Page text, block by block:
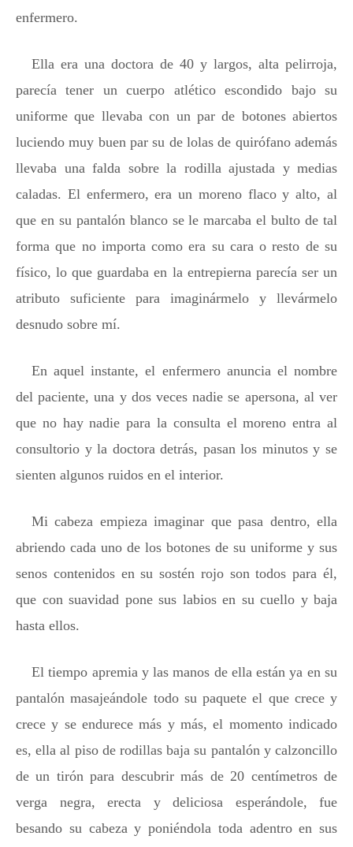
enfermero.
Ella era una doctora de 40 y largos, alta pelirroja,
parecía tener un cuerpo atlético escondido bajo su
uniforme que llevaba con un par de botones abiertos
luciendo muy buen par su de lolas de quirófano además
llevaba una falda sobre la rodilla ajustada y medias
caladas. El enfermero, era un moreno flaco y alto, al
que en su pantalón blanco se le marcaba el bulto de tal
forma que no importa como era su cara o resto de su
físico, lo que guardaba en la entrepierna parecía ser un
atributo suficiente para imaginármelo y llevármelo
desnudo sobre mí.
En aquel instante, el enfermero anuncia el nombre
del paciente, una y dos veces nadie se apersona, al ver
que no hay nadie para la consulta el moreno entra al
consultorio y la doctora detrás, pasan los minutos y se
sienten algunos ruidos en el interior.
Mi cabeza empieza imaginar que pasa dentro, ella
abriendo cada uno de los botones de su uniforme y sus
senos contenidos en su sostén rojo son todos para él,
que con suavidad pone sus labios en su cuello y baja
hasta ellos.
El tiempo apremia y las manos de ella están ya en su
pantalón masajeándole todo su paquete el que crece y
crece y se endurece más y más, el momento indicado
es, ella al piso de rodillas baja su pantalón y calzoncillo
de un tirón para descubrir más de 20 centímetros de
verga negra, erecta y deliciosa esperándole, fue
besando su cabeza y poniéndola toda adentro en sus